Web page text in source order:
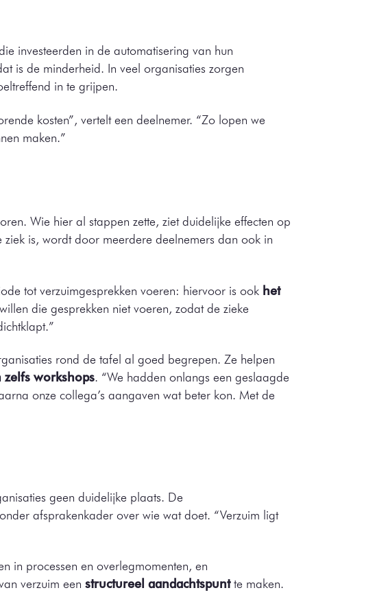
investeerden in de automatisering van hun
is de minderheid. In veel organisaties zorgen
in te grijpen.
kosten”, vertelt een deelnemer. “Zo lopen we
maken.”
Wie hier al stappen zette, ziet duidelijke effecten op
is, wordt door meerdere deelnemers dan ook in
tot verzuimgesprekken voeren: hiervoor is ook het
die gesprekken niet voeren, zodat de zieke
rond de tafel al goed begrepen. Ze helpen
workshops. “We hadden onlangs een geslaagde
onze collega’s aangaven wat beter kon. Met de
geen duidelijke plaats. De
afsprakenkader over wie wat doet. “Verzuim ligt
in processen en overlegmomenten, en
verzuim een structureel aandachtspuntte maken.